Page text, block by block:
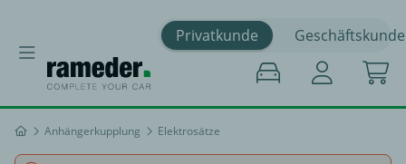
Privatkunde Geschäftskunde
Anhängerkupplung Elektrosätze